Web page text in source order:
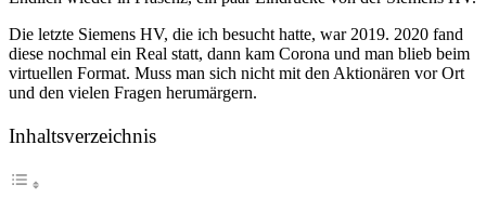
Die letzte Siemens HV, die ich besucht hatte, war 2019. 2020 fand
diese nochmal ein Real statt, dann kam Corona und man blieb beim
virtuellen Format. Muss man sich nicht mit den Aktionären vor Ort
und den vielen Fragen herumärgern.
Inhaltsverzeichnis